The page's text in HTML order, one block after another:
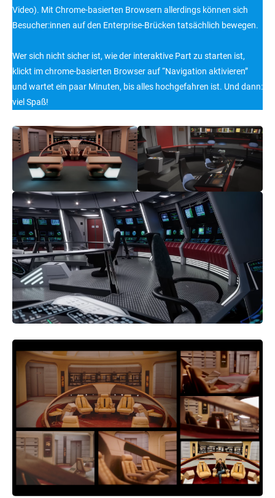
Video). Mit Chrome-basierten Browsern allerdings können sich
Besucher:innen auf den Enterprise-Brücken tatsächlich bewegen.
Wer sich nicht sicher ist, wie der interaktive Part zu starten ist,
klickt im chrome-basierten Browser auf “Navigation aktivieren”
und wartet ein paar Minuten, bis alles hochgefahren ist. Und dann:
viel Spaß!